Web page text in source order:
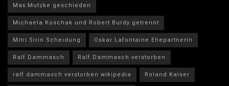
Max Mutzke geschieden
Michaela Koschak und Robert Burdy getrennt
Mitri Sirin Scheidung
Oskar Lafontaine Ehepartnerin
Ralf Dammasch
Ralf Dammasch verstorben
ralf dammasch verstorben wikipedia
Roland Kaiser